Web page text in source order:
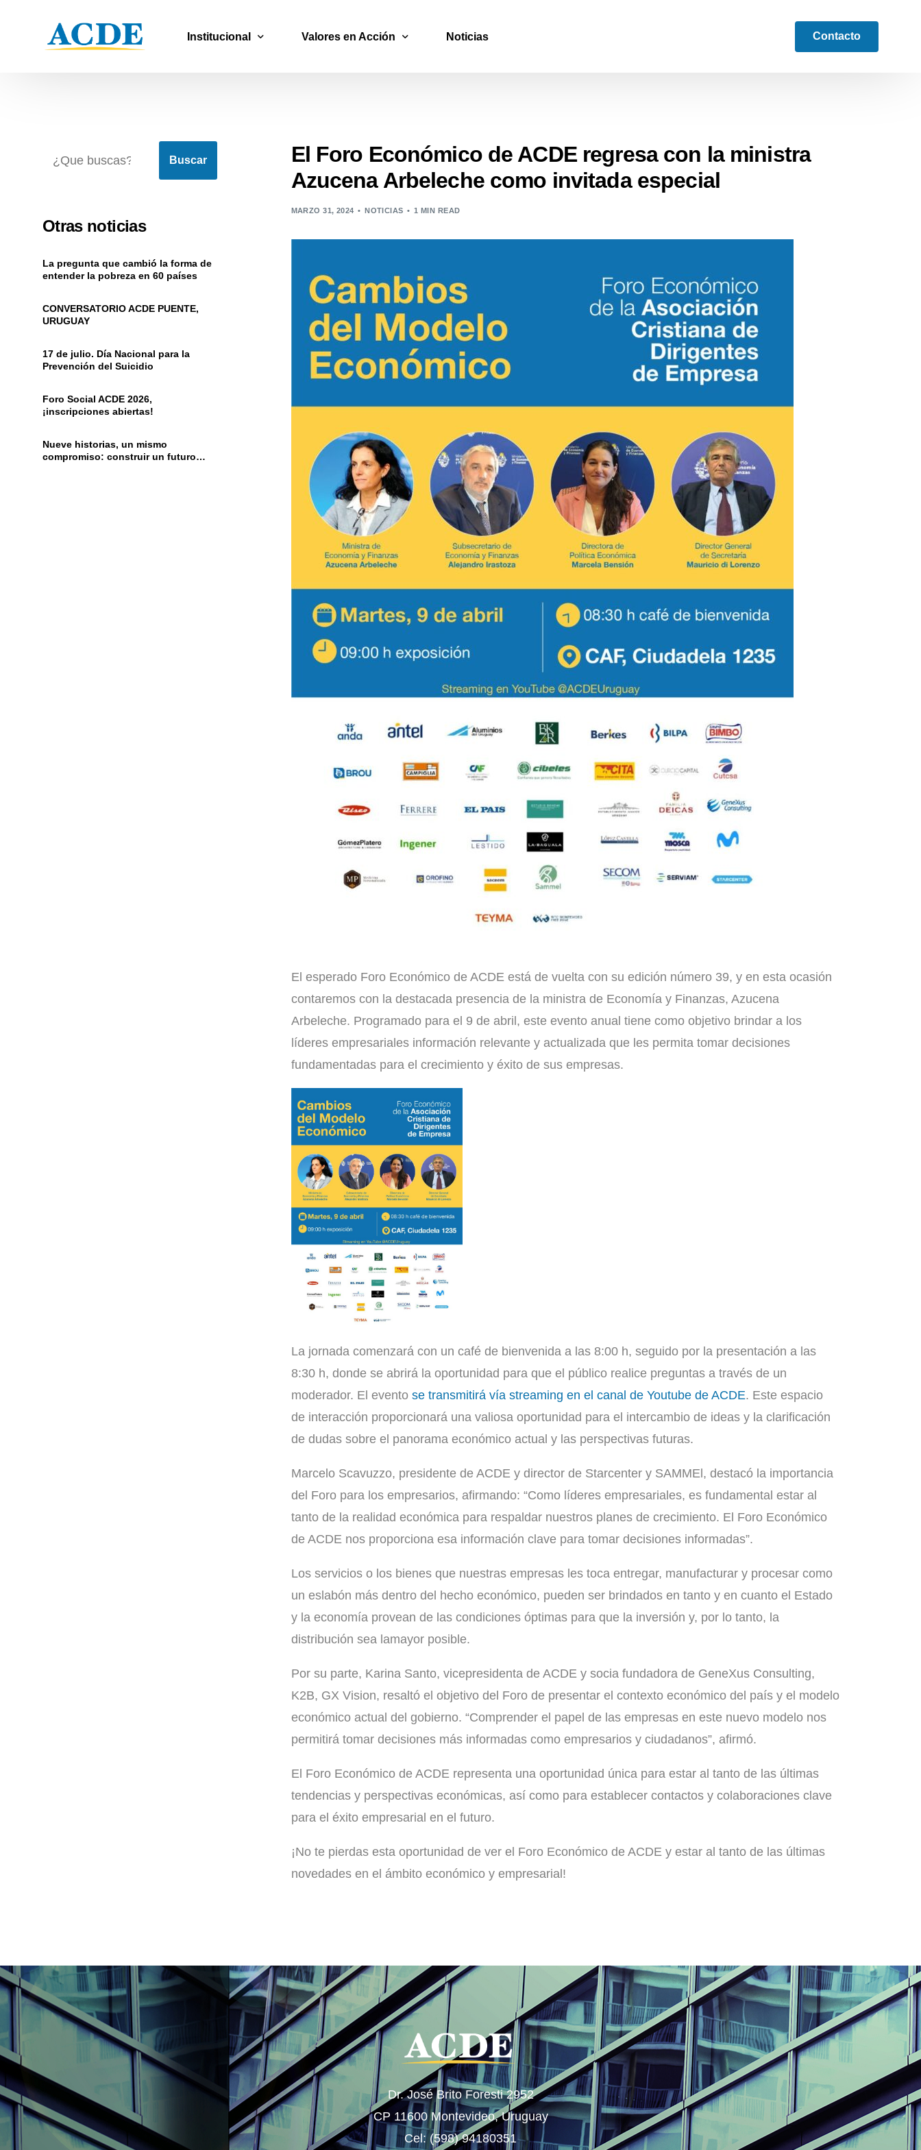
Institucional
Historia
Valores en Acción
Proyecto Marginalidad
Programa Liberados
Plataforma Mejora de Gestión
Materiales Casos Grem
Reflexiones
Noticias Contacto
El Foro Económico de ACDE regresa con la ministra
Azucena Arbeleche como invitada especial
MARZO 31, 2024 NOTICIAS 1 MIN READ
El esperado Foro Económico de ACDE está de vuelta con su edición número 39, y en esta ocasión
contaremos con la destacada presencia de la ministra de Economía y Finanzas, Azucena
Arbeleche. Programado para el 9 de abril, este evento anual tiene como objetivo brindar a los
líderes empresariales información relevante y actualizada que les permita tomar decisiones
fundamentadas para el crecimiento y éxito de sus empresas.
La jornada comenzará con un café de bienvenida a las 8:00 h, seguido por la presentación a las
8:30 h, donde se abrirá la oportunidad para que el público realice preguntas a través de un
moderador. El evento se transmitirá vía streaming en el canal de Youtube de ACDE. Este espacio
de interacción proporcionará una valiosa oportunidad para el intercambio de ideas y la clarificación
de dudas sobre el panorama económico actual y las perspectivas futuras.
Marcelo Scavuzzo, presidente de ACDE y director de Starcenter y SAMMEl, destacó la importancia
del Foro para los empresarios, afirmando: “Como líderes empresariales, es fundamental estar al
tanto de la realidad económica para respaldar nuestros planes de crecimiento. El Foro Económico
de ACDE nos proporciona esa información clave para tomar decisiones informadas”.
Los servicios o los bienes que nuestras empresas les toca entregar, manufacturar y procesar como
un eslabón más dentro del hecho económico, pueden ser brindados en tanto y en cuanto el Estado
y la economía provean de las condiciones óptimas para que la inversión y, por lo tanto, la
distribución sea lamayor posible.
Por su parte, Karina Santo, vicepresidenta de ACDE y socia fundadora de GeneXus Consulting,
K2B, GX Vision, resaltó el objetivo del Foro de presentar el contexto económico del país y el modelo
económico actual del gobierno. “Comprender el papel de las empresas en este nuevo modelo nos
permitirá tomar decisiones más informadas como empresarios y ciudadanos”, afirmó.
El Foro Económico de ACDE representa una oportunidad única para estar al tanto de las últimas
tendencias y perspectivas económicas, así como para establecer contactos y colaboraciones clave
para el éxito empresarial en el futuro.
¡No te pierdas esta oportunidad de ver el Foro Económico de ACDE y estar al tanto de las últimas
novedades en el ámbito económico y empresarial!
Buscar
Otras noticias
La pregunta que cambió la forma de
entender la pobreza en 60 países
CONVERSATORIO ACDE PUENTE,
URUGUAY
17 de julio. Día Nacional para la
Prevención del Suicidio
Foro Social ACDE 2026,
¡inscripciones abiertas!
Nueve historias, un mismo
compromiso: construir un futuro
Dr. José Brito Foresti 2952
CP 11600 Montevideo, Uruguay
Cel: (598) 94180351